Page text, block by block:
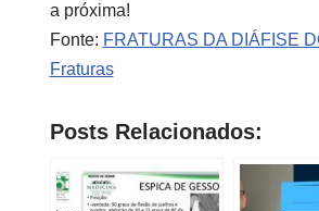
a próxima!
Fonte: FRATURAS DA DIÁFISE
Fraturas
Posts Relacionados: